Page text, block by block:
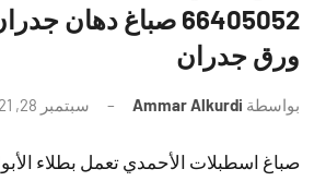
66405052 صباغ دهان
ورق جدران
بواسطة Ammar Alkurdi سبتمبر 28, 2021
صباغ اسطبلات الأحمدي تعمل بطلاء